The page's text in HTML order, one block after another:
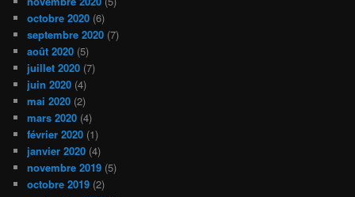
octobre 2020 (6)
septembre 2020 (7)
août 2020 (5)
juillet 2020 (7)
juin 2020 (4)
mai 2020 (2)
mars 2020 (4)
février 2020 (1)
janvier 2020 (4)
novembre 2019 (5)
octobre 2019 (2)